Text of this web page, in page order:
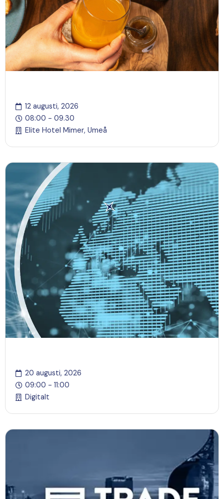
12 augusti, 2026
08:00 - 09.30
Elite Hotel Mimer, Umeå
20 augusti, 2026
09:00 - 11:00
Digitalt